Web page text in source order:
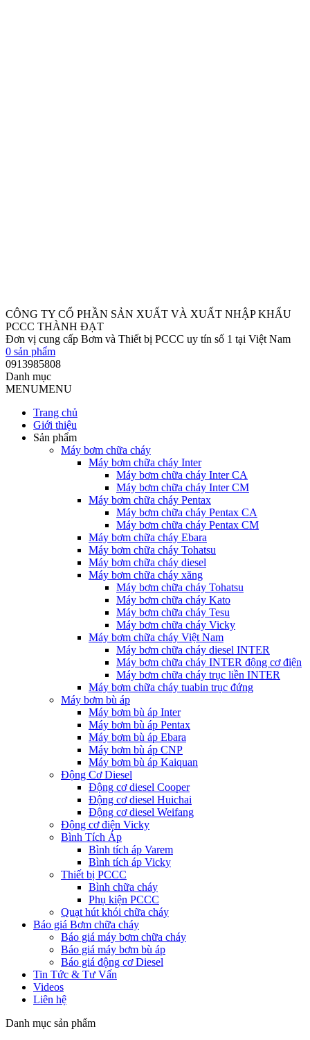
CÔNG TY CỔ PHẦN SẢN XUẤT VÀ XUẤT NHẬP KHẨU
PCCC THÀNH ĐẠT
Đơn vị cung cấp Bơm và Thiết bị PCCC uy tín số 1 tại Việt Nam
0 sản phẩm
0913985808
Danh mục
MENUMENU
Trang chủ
Giới thiệu
Sản phẩm
Máy bơm chữa cháy
Máy bơm chữa cháy Inter
Máy bơm chữa cháy Inter CA
Máy bơm chữa cháy Inter CM
Máy bơm chữa cháy Pentax
Máy bơm chữa cháy Pentax CA
Máy bơm chữa cháy Pentax CM
Máy bơm chữa cháy Ebara
Máy bơm chữa cháy Tohatsu
Máy bơm chữa cháy diesel
Máy bơm chữa cháy xăng
Máy bơm chữa cháy Tohatsu
Máy bơm chữa cháy Kato
Máy bơm chữa cháy Tesu
Máy bơm chữa cháy Vicky
Máy bơm chữa cháy Việt Nam
Máy bơm chữa cháy diesel INTER
Máy bơm chữa cháy INTER động cơ điện
Máy bơm chữa cháy trục liền INTER
Máy bơm chữa cháy tuabin trục đứng
Máy bơm bù áp
Máy bơm bù áp Inter
Máy bơm bù áp Pentax
Máy bơm bù áp Ebara
Máy bơm bù áp CNP
Máy bơm bù áp Kaiquan
Động Cơ Diesel
Động cơ diesel Cooper
Động cơ diesel Huichai
Động cơ diesel Weifang
Động cơ điện Vicky
Bình Tích Áp
Bình tích áp Varem
Bình tích áp Vicky
Thiết bị PCCC
Bình chữa cháy
Phụ kiện PCCC
Quạt hút khói chữa cháy
Báo giá Bơm chữa cháy
Báo giá máy bơm chữa cháy
Báo giá máy bơm bù áp
Báo giá động cơ Diesel
Tin Tức & Tư Vấn
Videos
Liên hệ
Danh mục sản phẩm